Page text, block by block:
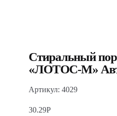
Стиральный
«ЛОТОС-М»
Артикул: 4029
30.29Р